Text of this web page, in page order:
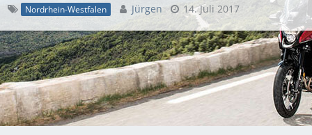
Nordrhein-Westfalen Jürgen 14. Juli 2017